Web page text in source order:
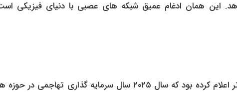
این همان ادغام عمیق شبکه های عصبی با دنیای فیزیکی
لی جون، بنیان گذار و مدیرعامل بلندپرواز شیائومی، پیش تر اعلام کرده بود که سال ۲۰۲۵ سال سرمایه گذاری